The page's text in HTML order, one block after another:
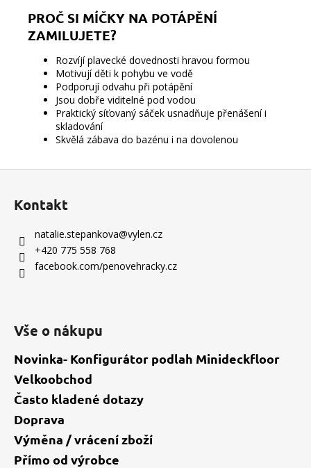
PROČ SI MÍČKY NA POTÁPĚNÍ
ZAMILUJETE?
Rozvíjí plavecké dovednosti hravou formou
Motivují děti k pohybu ve vodě
Podporují odvahu při potápění
Jsou dobře viditelné pod vodou
Praktický síťovaný sáček usnadňuje přenášení i
skladování
Skvělá zábava do bazénu i na dovolenou
Kontakt
natalie.stepankova@vylen.cz
+420 775 558 768
facebook.com/penovehracky.cz
Vše o nákupu
Novinka- Konfigurátor podlah Minideckfloor
Velkoobchod
Často kladené dotazy
Doprava
Výměna / vrácení zboží
Přímo od výrobce